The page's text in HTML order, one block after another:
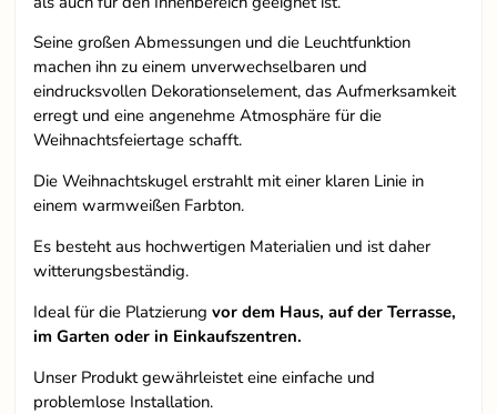
Seine großen Abmessungen und die Leuchtfunktion
machen ihn zu einem unverwechselbaren und
eindrucksvollen Dekorationselement, das Aufmerksamkeit
erregt und eine angenehme Atmosphäre für die
Weihnachtsfeiertage schafft.
Die Weihnachtskugel erstrahlt mit einer klaren Linie in
einem warmweißen Farbton.
Es besteht aus hochwertigen Materialien und ist daher
witterungsbeständig.
Ideal für die Platzierungvor dem Haus, auf der Terrasse,
im Garten oder in Einkaufszentren.
Unser Produkt gewährleistet eine einfache und
problemlose Installation.